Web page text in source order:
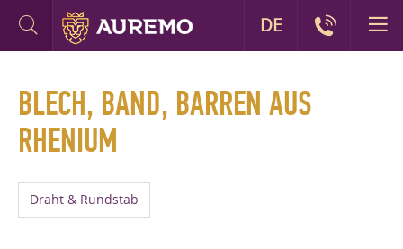
BLECH, BAND, BARREN AUS
RHENIUM
Draht & Rundstab
DE